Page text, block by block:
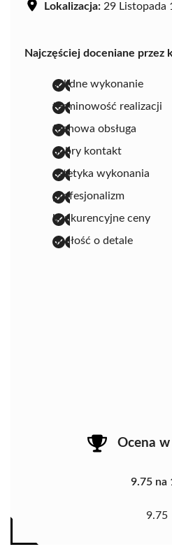
Lokalizacja: 29 Listopada
Najczęściej doceniane przez
solidne wykonanie
terminowość realizacji
fachowa obsługa
dobry kontakt
estetyka wykonania
profesjonalizm
konkurencyjne ceny
dbałość o detale
Ocena
9.75 na
9.75